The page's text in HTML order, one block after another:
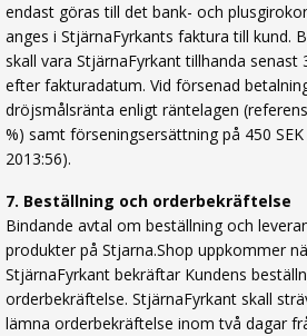
endast göras till det bank- och
anges i StjärnaFyrkants faktura till kund.
skall vara StjärnaFyrkant tillhanda senast
efter fakturadatum. Vid försenad
dröjsmålsränta enligt räntelagen
%) samt förseningsersättning på 450 SEK
2013:56).
7. Beställning och orderbekräftelse
Bindande avtal om beställning och
produkter på Stjarna.Shop uppkommer
StjärnaFyrkant bekräftar Kundens
orderbekräftelse. StjärnaFyrkant skall
lämna orderbekräftelse inom två dagar